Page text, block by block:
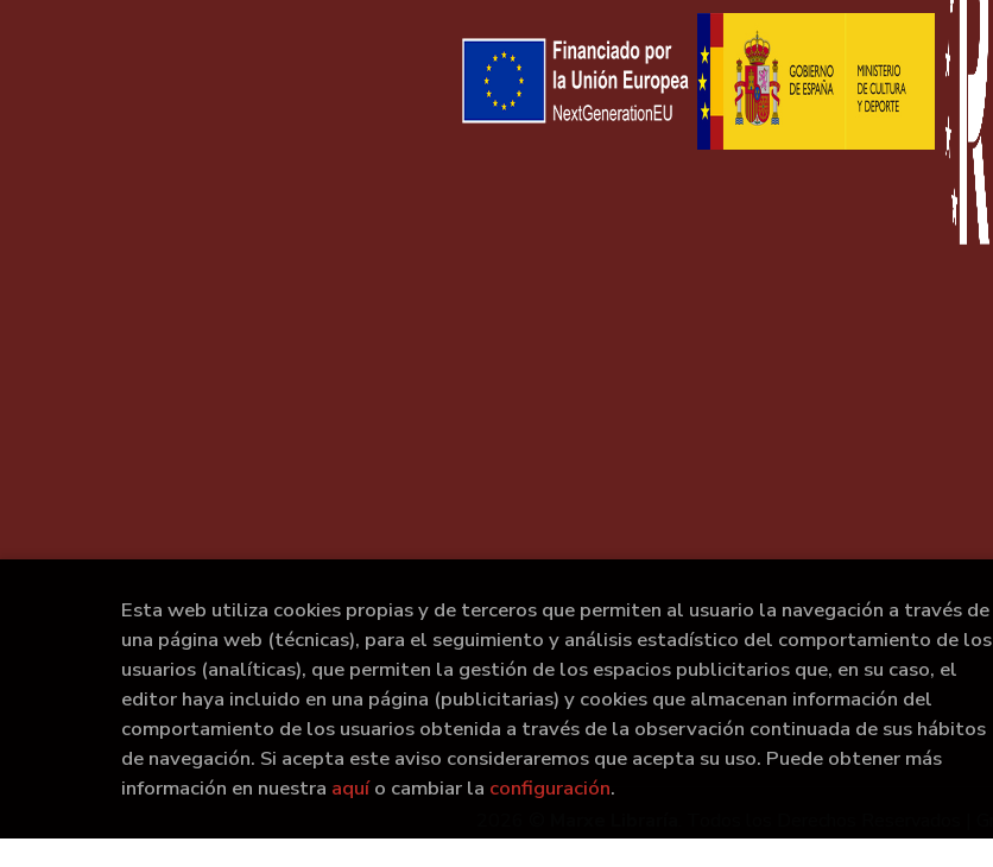
Esta web utiliza cookies propias y de terceros que permiten al usuario la navegación a través de
una página web (técnicas), para el seguimiento y análisis estadístico del comportamiento de los
usuarios (analíticas), que permiten la gestión de los espacios publicitarios que, en su caso, el
editor haya incluido en una página (publicitarias) y cookies que almacenan información del
comportamiento de los usuarios obtenida a través de la observación continuada de sus hábitos
de navegación. Si acepta este aviso consideraremos que acepta su uso. Puede obtener más
información en nuestra aquío cambiar la configuración.